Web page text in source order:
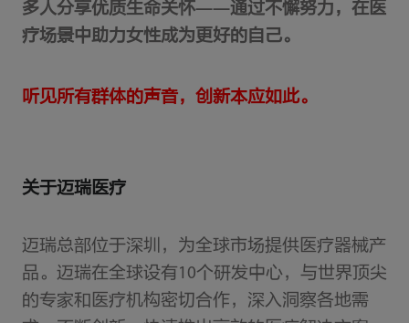
多人分享优质生命关怀——通过不懈努力，在医
疗场景中助力女性成为更好的自己。
听见所有群体的声音，创新本应如此。
关于迈瑞医疗
迈瑞总部位于深圳，为全球市场提供医疗器械产
品。迈瑞在全球设有10个研发中心，与世界顶尖
的专家和医疗机构密切合作，深入洞察各地需